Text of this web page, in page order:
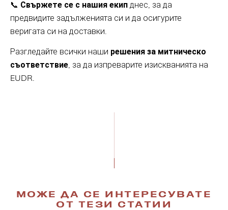
📞 Свържете се с нашия екип днес, за да
предвидите задълженията си и да осигурите
веригата си на доставки.
Разгледайте всички наши решения за митническо
съответствие , за да изпреварите изискванията на
EUDR.
МОЖЕ ДА СЕ ИНТЕРЕСУВАТЕ
ОТ ТЕЗИ СТАТИИ